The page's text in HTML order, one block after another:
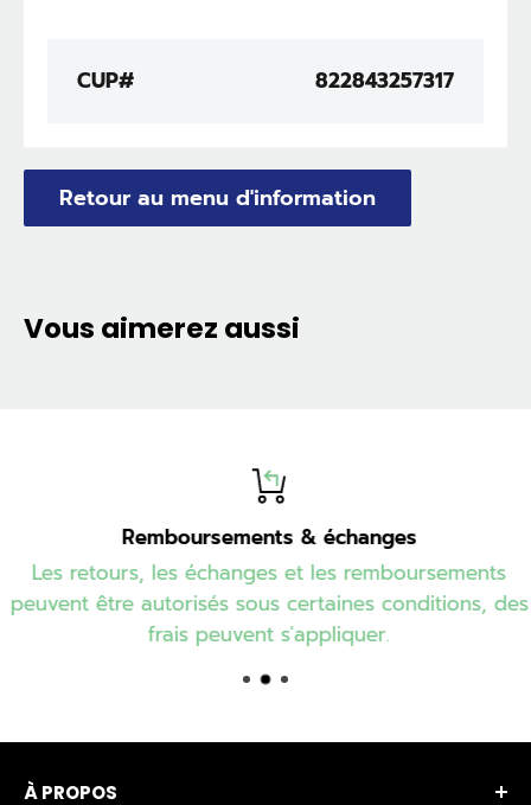
CUP# 822843257317
Retour au menu d'information
Vous aimerez aussi
Remboursements & échanges
Les retours, les échanges et les remboursements
peuvent être autorisés sous certaines conditions, des
frais peuvent s'appliquer.
À PROPOS